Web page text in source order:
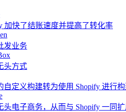
加快了结账速度并提高了转化率
发业务
头方式
自定义构建转为使用 Shopify 进行
头电子商务，从而与 Shopify 一同